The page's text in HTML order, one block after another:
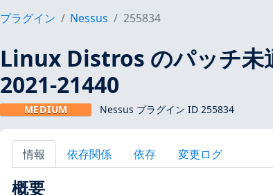
プラグイン Nessus 255834
Linux Distros のパッチ未
2021-21440
MEDIUM Nessus プラグイン ID 255834
情報 依存関係 依存 変更ログ
概要